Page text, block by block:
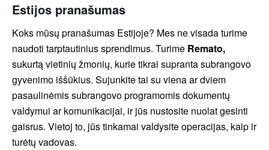
Estijos pranašumas
Koks mūsų pranašumas Estijoje? Mes ne visada turime
naudoti tarptautinius sprendimus. Turime Remato,
sukurtą vietinių žmonių, kurie tikrai supranta subrangovo
gyvenimo iššūkius. Sujunkite tai su viena ar dviem
pasaulinėmis subrangovo programomis dokumentų
valdymui ar komunikacijai, ir jūs nustosite nuolat gesinti
gaisrus. Vietoj to, jūs tinkamai valdysite operacijas, kaip ir
turėtų vadovas.